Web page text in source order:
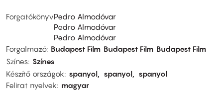
ForgatókönyvPedro Almodóvar
Pedro Almodóvar
Pedro Almodóvar
Forgalmazó Budapest Film Budapest Film Budapest Film
Színes Színes
Készítő országok
spanyol spanyol
spanyol
Felirat nyelvek
magyar